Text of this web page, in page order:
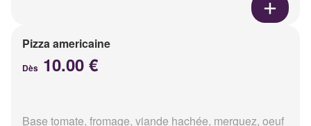
Pizza americaine
Dès 10.00 €
Base tomate, fromage, viande hachée, merguez, oeuf